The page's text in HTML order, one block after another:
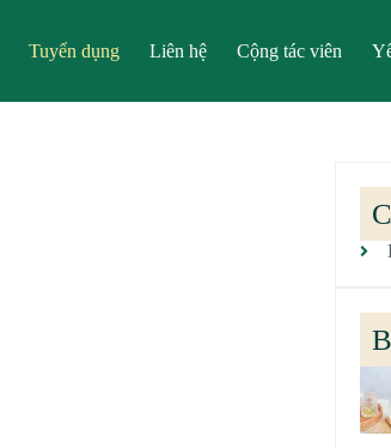
Tuyển dụng Liên hệ Cộng tác viên